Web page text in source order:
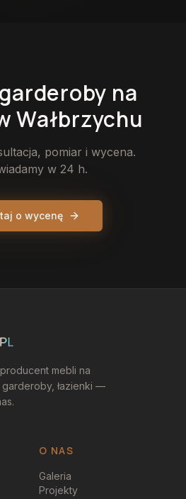
garderoby na
Wałbrzychu
pomiar i wycena.
w 24 h.
o wycenę
mebli na
garderoby, łazienki —
O NAS
Galeria
Projekty